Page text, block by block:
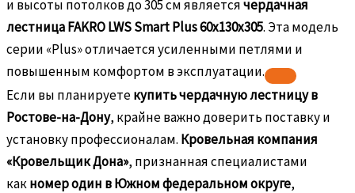
и высоты потолков до 305 см являетсячердачная
лестница FAKRO LWS Smart Plus 60х130х305. Эта модель
серии «Plus» отличается усиленными петлями и
повышенным комфортом в эксплуатации.
Если вы планируетекупить чердачную лестницу в
Ростове-на-Дону, крайне важно доверить поставку и
установку профессионалам. Кровельная компания
«Кровельщик Дона», признанная специалистами
какномер один в Южном федеральном округе,